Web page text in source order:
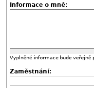
Informace o mně:
Vyplněné informace bude veřejně
Zaměstnání: